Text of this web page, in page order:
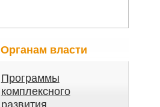
Органам власти
Программы
комплексного